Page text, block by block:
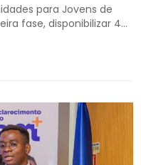
para Jovens de
fase, disponibilizar 40
o coordenador